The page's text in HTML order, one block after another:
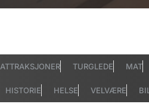
ATTRAKSJONER TURGLEDE MAT
HISTORIE HELSE VELVÆRE BIL